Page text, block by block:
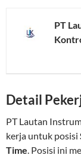
PT
Detail
PT Lautan
kerja untuk posisi
Time. Posisi ini